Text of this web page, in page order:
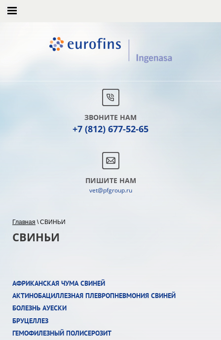
ЗВОНИТЕ НАМ
+7 (812) 677-52-65
ПИШИТЕ НАМ
vet@pfgroup.ru
Главная \ СВИНЬИ
СВИНЬИ
АФРИКАНСКАЯ ЧУМА СВИНЕЙ
АКТИНОБАЦИЛЛЕЗНАЯ ПЛЕВРОПНЕВМОНИЯ СВИНЕЙ
БОЛЕЗНЬ АУЕСКИ
БРУЦЕЛЛЕЗ
ГЕМОФИЛЕЗНЫЙ ПОЛИСЕРОЗИТ